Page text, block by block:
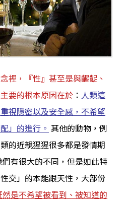
裡，『性』甚至是與齷齪、
要的根本原因在於 ： 人類這
視隱密以及安全感，不希望
」的進行。 其他的動物，例
的近親猩猩很多都是發情期
有很大的不同，但是如此特
交」的本能跟天性，大部份
然是不希望被看到、被知道的